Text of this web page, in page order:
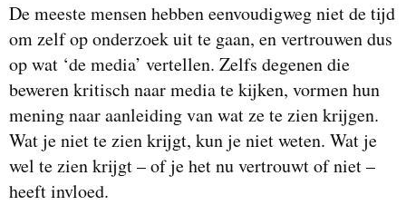
De meeste mensen hebben eenvoudigweg niet de tijd
om zelf op onderzoek uit te gaan, en vertrouwen dus
op wat ‘de media’ vertellen. Zelfs degenen die
beweren kritisch naar media te kijken, vormen hun
mening naar aanleiding van wat ze te zien krijgen.
Wat je niet te zien krijgt, kun je niet weten. Wat je
wel te zien krijgt – of je het nu vertrouwt of niet –
heeft invloed.